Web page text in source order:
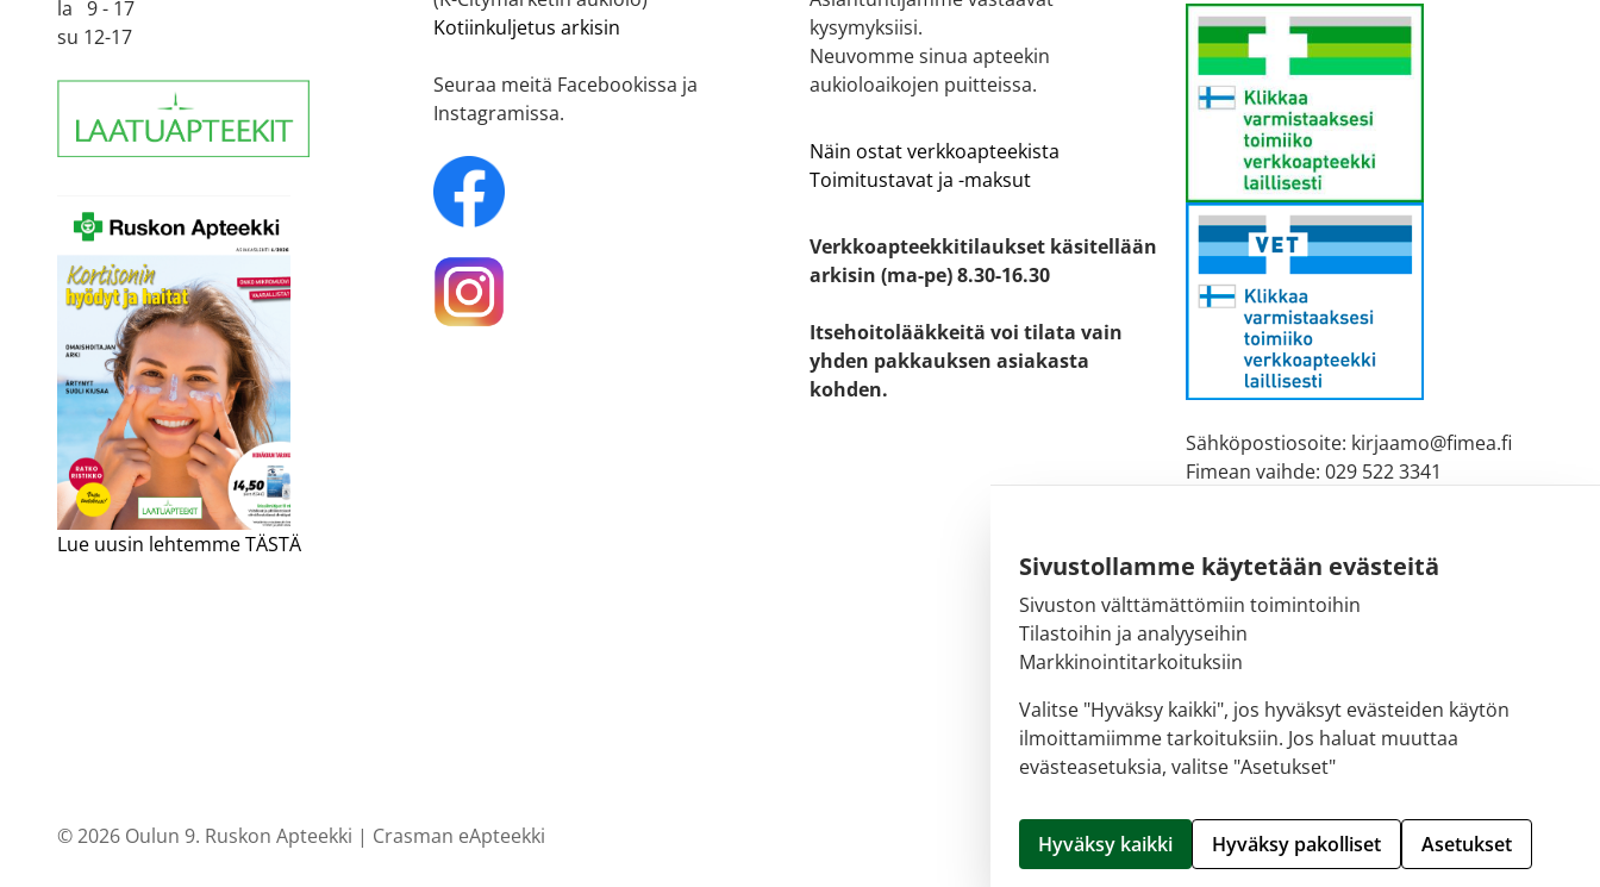
Sivustollamme käytetään evästeitä
Sivuston välttämättömiin toimintoihin
Tilastoihin ja analyyseihin
Markkinointitarkoituksiin
Valitse "Hyväksy kaikki", jos hyväksyt evästeiden käytön
ilmoittamiimme tarkoituksiin. Jos haluat muuttaa
evästeasetuksia, valitse "Asetukset"
Hyväksy kaikki Hyväksy pakolliset Asetukset
la 9 - 17
su 12-17
Lue uusin lehtemme TÄSTÄ
Kotiinkuljetus arkisin
Seuraa meitä Facebookissa ja
Instagramissa.
kysymyksiisi.
Neuvomme sinua apteekin
aukioloaikojen puitteissa.
Näin ostat verkkoapteekista
Toimitustavat ja -maksut
Verkkoapteekkitilaukset käsitellään
arkisin (ma-pe) 8.30-16.30
Itsehoitolääkkeitä voi tilata vain
yhden pakkauksen asiakasta
kohden.
Sähköpostiosoite: kirjaamo@fimea.fi
Fimean vaihde: 029 522 3341
© 2026 Oulun 9. Ruskon Apteekki | Crasman eApteekki Hallitse evästeitä